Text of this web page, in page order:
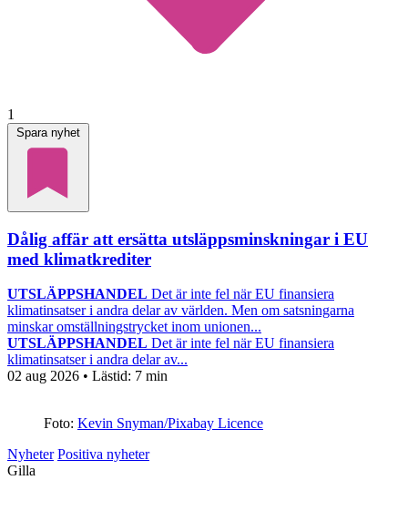
1
Spara nyhet
Dålig affär att ersätta utsläppsminskningar i EU
med klimatkrediter
UTSLÄPPSHANDEL Det är inte fel när EU finansiera
klimatinsatser i andra delar av världen. Men om satsningarna
minskar omställningstrycket inom unionen...
UTSLÄPPSHANDEL Det är inte fel när EU finansiera
klimatinsatser i andra delar av...
02 aug 2026 • Lästid: 7 min
Foto: Kevin Snyman/Pixabay Licence
Nyheter Positiva nyheter
Gilla